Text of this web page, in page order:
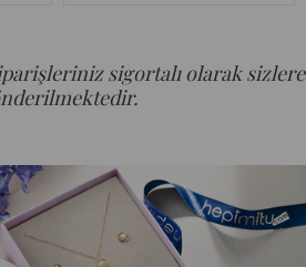
sigortalı olarak sizlere